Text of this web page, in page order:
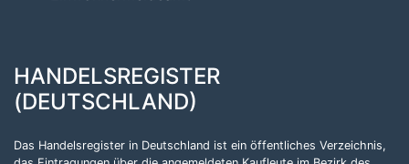
HANDELSREGISTER
(DEUTSCHLAND)
Das Handelsregister in Deutschland ist ein öffentliches Verzeichnis,